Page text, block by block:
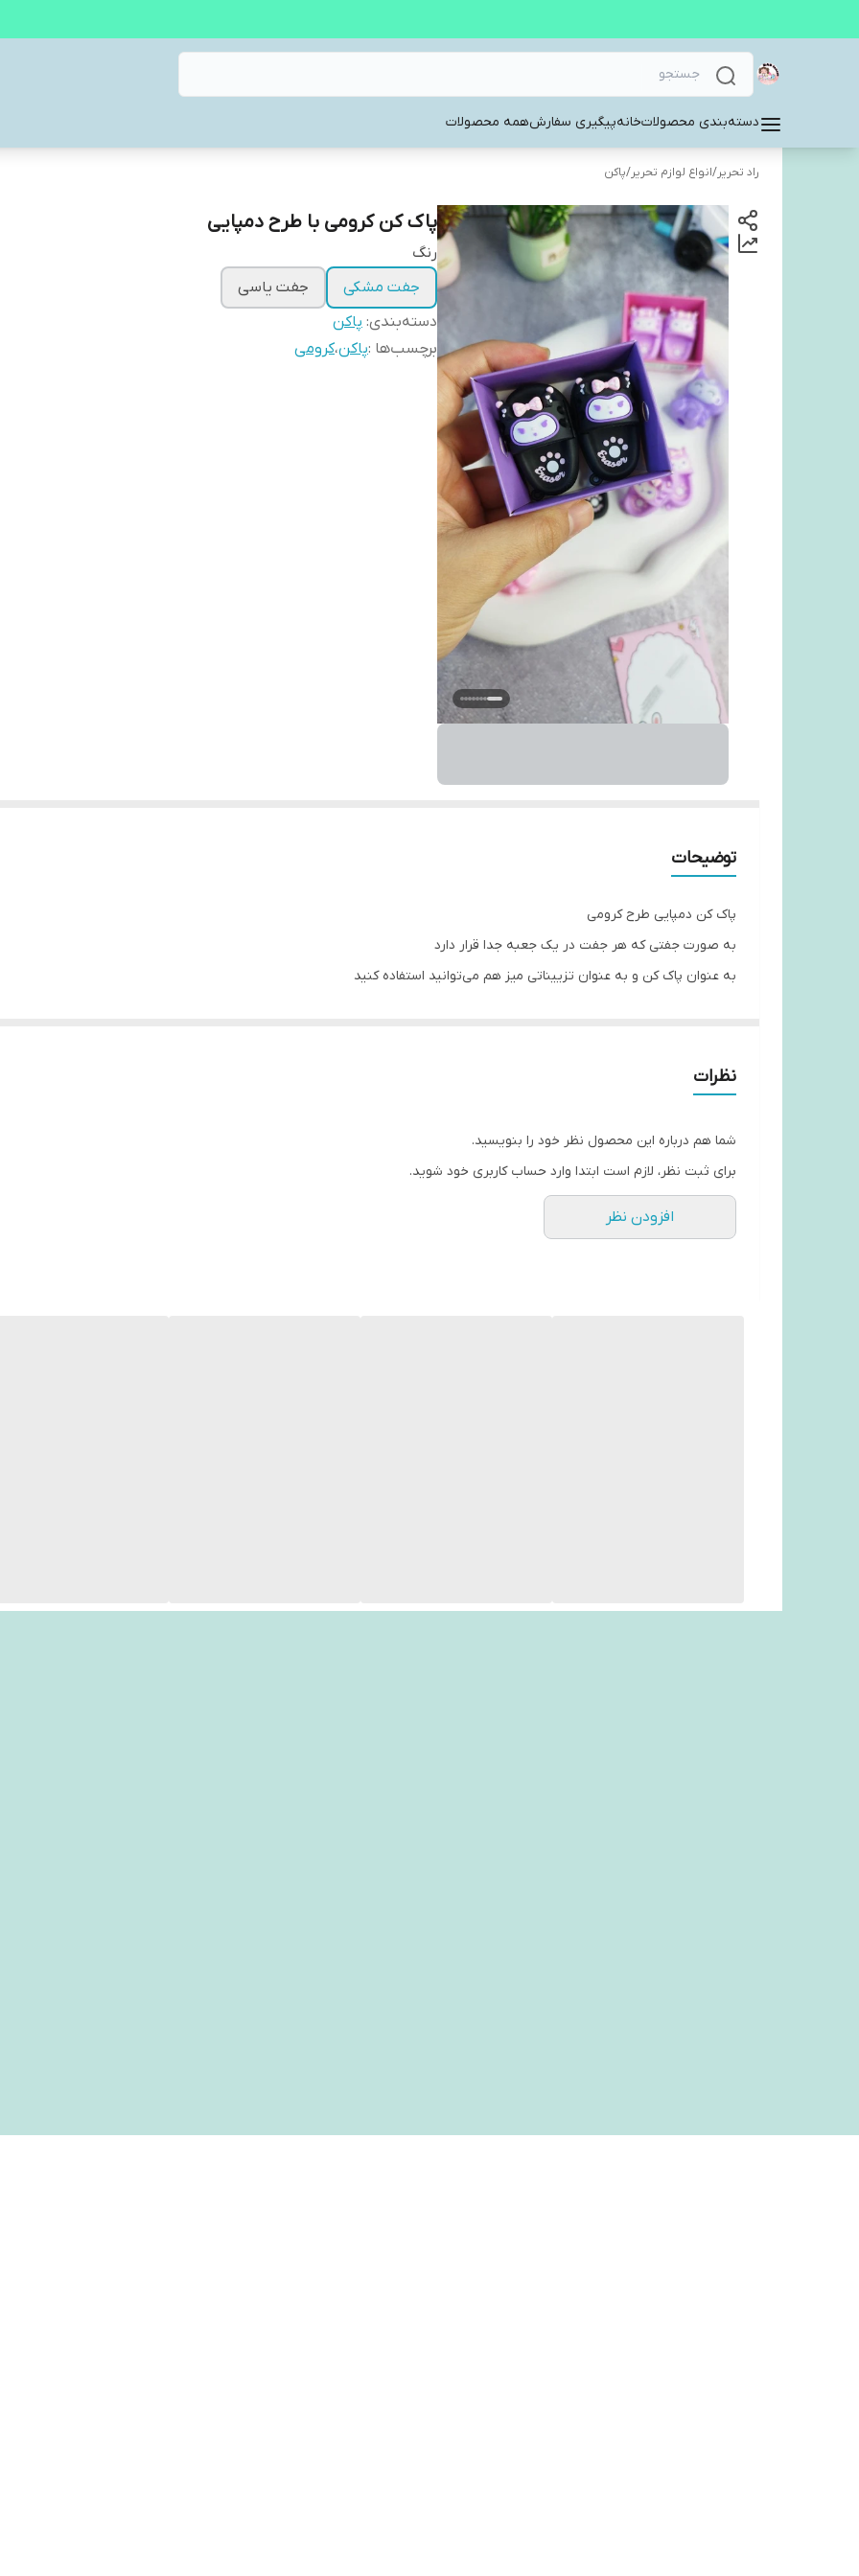
دسته‌بندی محصولاتخانهپیگیری سفارشهمه محصولات
راد تحریر/انواع لوازم تحریر/پاکن
پاک کن کرومی با طرح دمپایی
رنگ
جفت مشکی
جفت یاسی
دسته‌بندی: پاکن
برچسب‌ها :پاکن،کرومی
توضیحات
پاک کن دمپایی طرح کرومی
به صورت جفتی که هر جفت در یک جعبه جدا قرار دارد
به عنوان پاک کن و به عنوان تزییناتی میز هم می‌توانید استفاده کنید
نظرات
شما هم درباره این محصول نظر خود را بنویسید.
برای ثبت نظر، لازم است ابتدا وارد حساب کاربری خود شوید.
افزودن نظر